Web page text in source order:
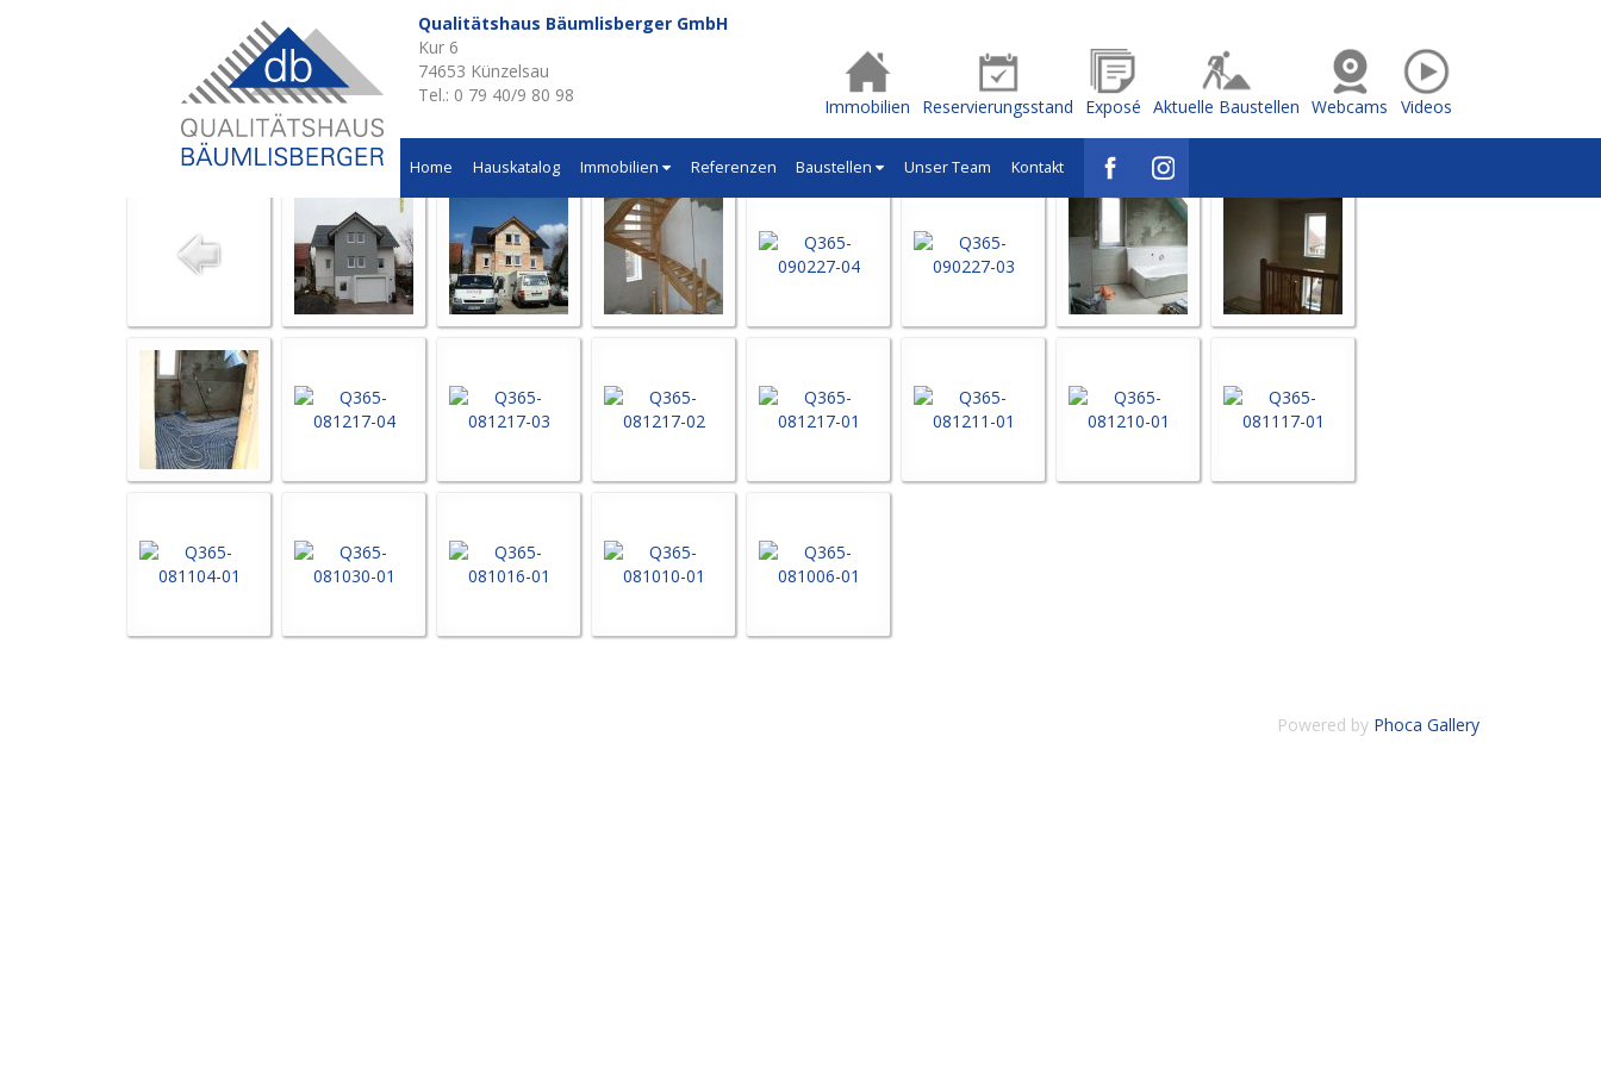
Qualitätshaus Bäumlisberger GmbH
Kur 6
74653 Künzelsau
Tel.: 0 79 40/9 80 98
Immobilien Reservierungsstand Exposé Aktuelle Baustellen Webcams Videos
Home Hauskatalog Immobilien Referenzen Baustellen Unser Team Kontakt
Aktuelle Baustellen - Q365
Wohnhausneubau in Langenbeutingen
Powered by Phoca Gallery